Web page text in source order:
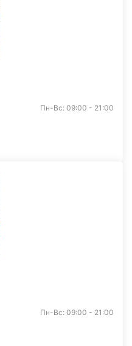
Пн-Вс: 09:00 - 21:00
Пн-Вс: 09:00 - 21:00